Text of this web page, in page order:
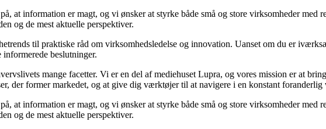
at information er magt, og vi ønsker at styrke både små og store virksomheder med
og de mest aktuelle perspektiver.
til praktiske råd om virksomhedsledelse og innovation. Uanset om du er
beslutninger.
mange facetter. Vi er en del af mediehuset Lupra, og vores mission er at
der former markedet, og at give dig værktøjer til at navigere i en konstant foranderlig
at information er magt, og vi ønsker at styrke både små og store virksomheder med
og de mest aktuelle perspektiver.